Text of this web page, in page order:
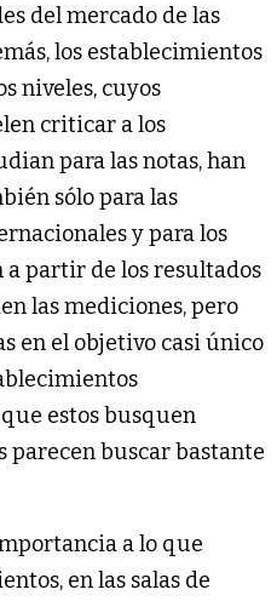
del mercado de las
los establecimientos
niveles, cuyos
criticar a los
para las notas, han
sólo para las
y para los
a partir de los resultados
las mediciones, pero
en el objetivo casi único
estos busquen
parecen buscar bastante
a lo que
en las salas de